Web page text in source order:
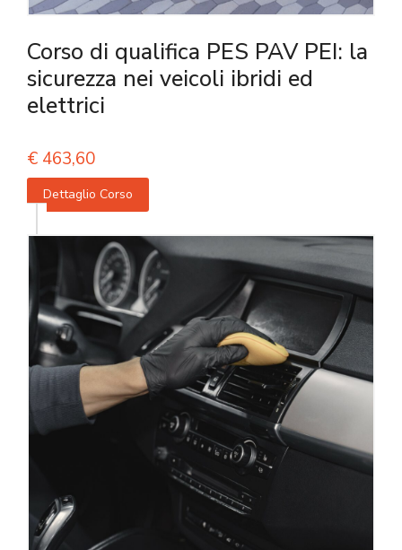
Corso di qualifica PES PAV PEI: la
sicurezza nei veicoli ibridi ed
elettrici
€ 463,60
Dettaglio Corso